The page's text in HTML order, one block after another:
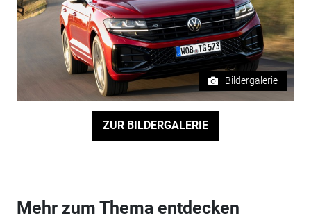
Bildergalerie
ZUR BILDERGALERIE
Mehr zum Thema entdecken